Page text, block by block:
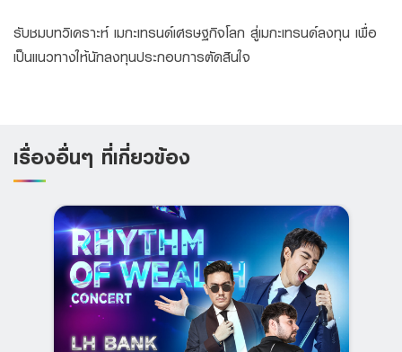
รับชมบทวิเคราะห์ เมกะเทรนด์เศรษฐกิจโลก สู่เมกะเทรนด์ลงทุน เพื่อ
เป็นแนวทางให้นักลงทุนประกอบการตัดสินใจ
เรื่องอื่นๆ ที่เกี่ยวข้อง